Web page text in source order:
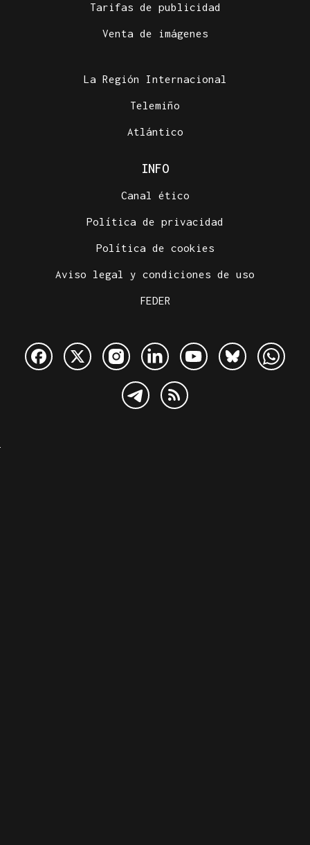
Tarifas de publicidad
Venta de imágenes
La Región Internacional
Telemiño
Atlántico
INFO
Canal ético
Política de privacidad
Política de cookies
Aviso legal y condiciones de uso
FEDER